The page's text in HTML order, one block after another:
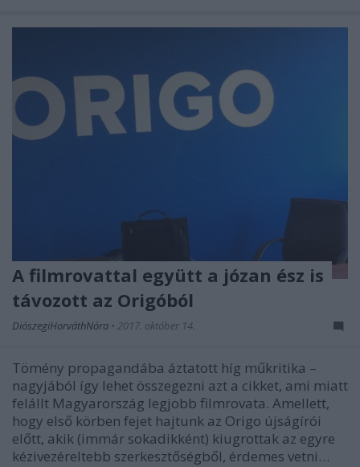
A filmrovattal együtt a józan ész is
távozott az Origóból
DiószegiHorváthNóra • 2017. október 14.
Tömény propagandába áztatott híg műkritika –
nagyjából így lehet összegezni azt a cikket, ami miatt
felállt Magyarország legjobb filmrovata. Amellett,
hogy első körben fejet hajtunk az Origo újságírói
előtt, akik (immár sokadikként) kiugrottak az egyre
kézivezéreltebb szerkesztőségből, érdemes vetni…